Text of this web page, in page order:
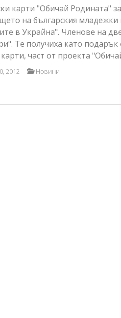
карти "Обичай Родината"
на българския младежки
в Украйна". Членове на
Те получиха като
част от проекта
2012 Новини